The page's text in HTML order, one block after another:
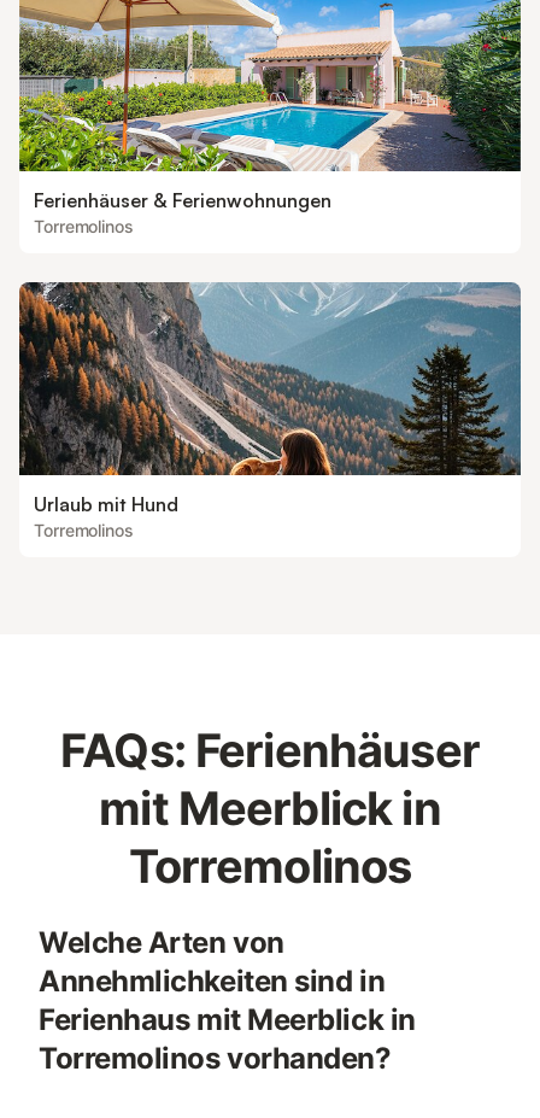
Ferienhäuser & Ferienwohnungen
Torremolinos
Urlaub mit Hund
Torremolinos
FAQs: Ferienhäuser
mit Meerblick in
Torremolinos
Welche Arten von
Annehmlichkeiten sind in
Ferienhaus mit Meerblick in
Torremolinos vorhanden?